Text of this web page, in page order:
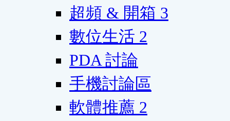
超頻 & 開箱 3
數位生活 2
PDA 討論
手機討論區
軟體推薦 2